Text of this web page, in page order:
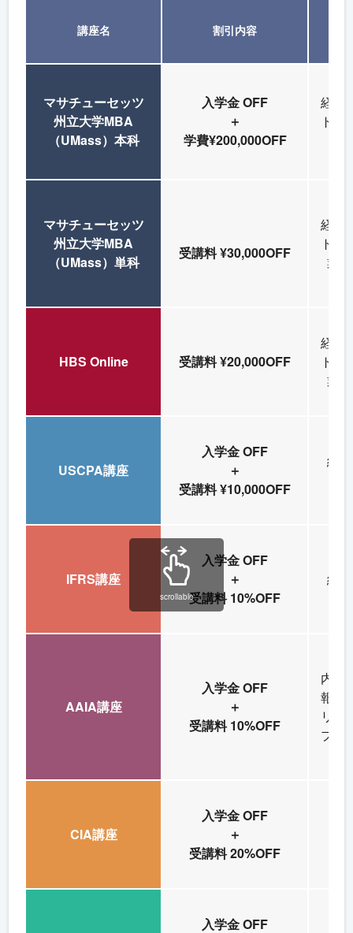
講座名 割引内容
マサチューセッツ
州立大学MBA
（UMass）本科
入学金 OFF
＋
学費¥200,000OFF
経営
ト層
マサチューセッツ
州立大学MBA
（UMass）単科
受講料 ¥30,000OFF
経営
ト候
業
HBS Online 受講料 ¥20,000OFF
経営
ト候
業
USCPA講座
入学金 OFF
＋
受講料 ¥10,000OFF
経
IFRS講座
入学金 OFF
＋
受講料 10%OFF
経
AAIA講座
入学金 OFF
＋
受講料 10%OFF
内部
報シ
リス
プラ
CIA講座
入学金 OFF
＋
受講料 20%OFF
入学金 OFF
scrollable